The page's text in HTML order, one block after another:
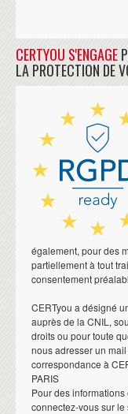
CERTYOU S'ENGAGE
LA PROTECTION DE
également, pour des
partiellement à tout
consentement
CERTyou a désigné
auprès de la CNIL,
droits ou pour toute
nous adresser un
correspondance à
PARIS
Pour des
connectez-vous sur